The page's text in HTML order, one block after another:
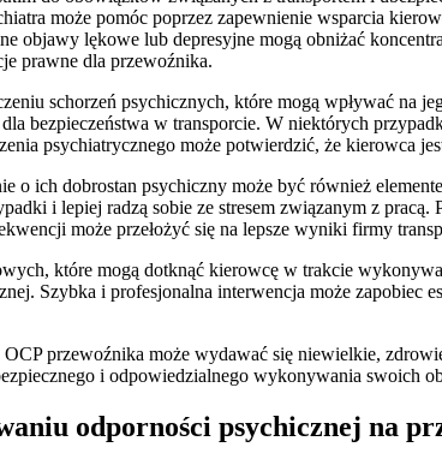
może pomóc poprzez zapewnienie wsparcia
objawy lękowe lub depresyjne mogą obniżać
prawne dla przewoźnika.
schorzeń psychicznych, które mogą wpływać na
bezpieczeństwa w transporcie. W niektórych
psychiatrycznego może potwierdzić, że kierowca
o ich dobrostan psychiczny może być również
i lepiej radzą sobie ze stresem związanym z
może przełożyć się na lepsze wyniki firmy
które mogą dotknąć kierowcę w trakcie
Szybka i profesjonalna interwencja może
przewoźnika może wydawać się niewielkie,
i odpowiedzialnego wykonywania swoich
odporności psychicznej na